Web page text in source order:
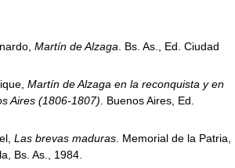
Martín de Alzaga . Bs. As., Ed. Ciudad
Martín de Alzaga en la reconquista y en
Aires (1806-1807) . Buenos Aires, Ed.
Las brevas maduras . Memorial de la Patria,
Bs. As., 1984.